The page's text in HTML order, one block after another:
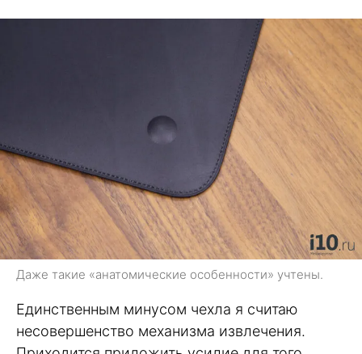
Даже такие «анатомические особенности» учтены.
Единственным минусом чехла я считаю
несовершенство механизма извлечения.